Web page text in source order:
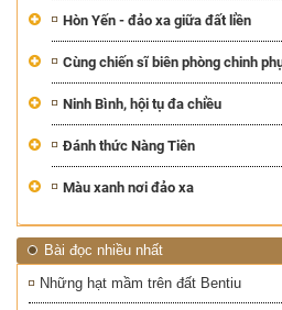
Hòn Yến - đảo xa giữa đất liền
Cùng chiến sĩ biên phòng chinh
Ninh Bình, hội tụ đa chiều
Đánh thức Nàng Tiên
Màu xanh nơi đảo xa
Bài đọc nhiều nhất
Những hạt mầm trên đất Bentiu